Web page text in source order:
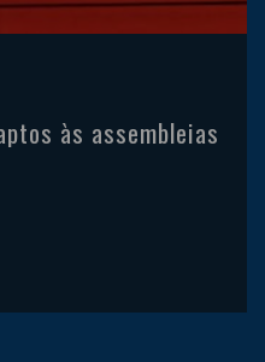
às assembleias